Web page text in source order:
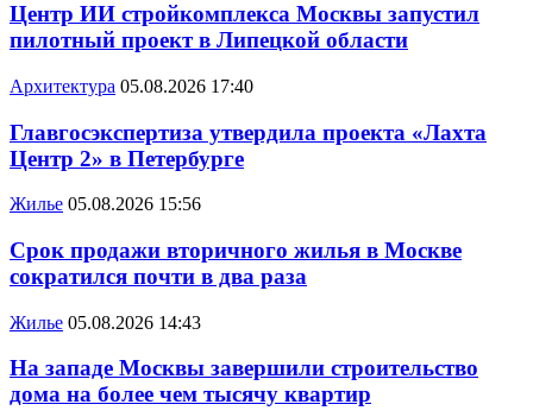
Центр ИИ стройкомплекса Москвы запустил
пилотный проект в Липецкой области
Архитектура 05.08.2026 17:40
Главгосэкспертиза утвердила проекта «Лахта
Центр 2» в Петербурге
Жилье 05.08.2026 15:56
Срок продажи вторичного жилья в Москве
сократился почти в два раза
Жилье 05.08.2026 14:43
На западе Москвы завершили строительство
дома на более чем тысячу квартир